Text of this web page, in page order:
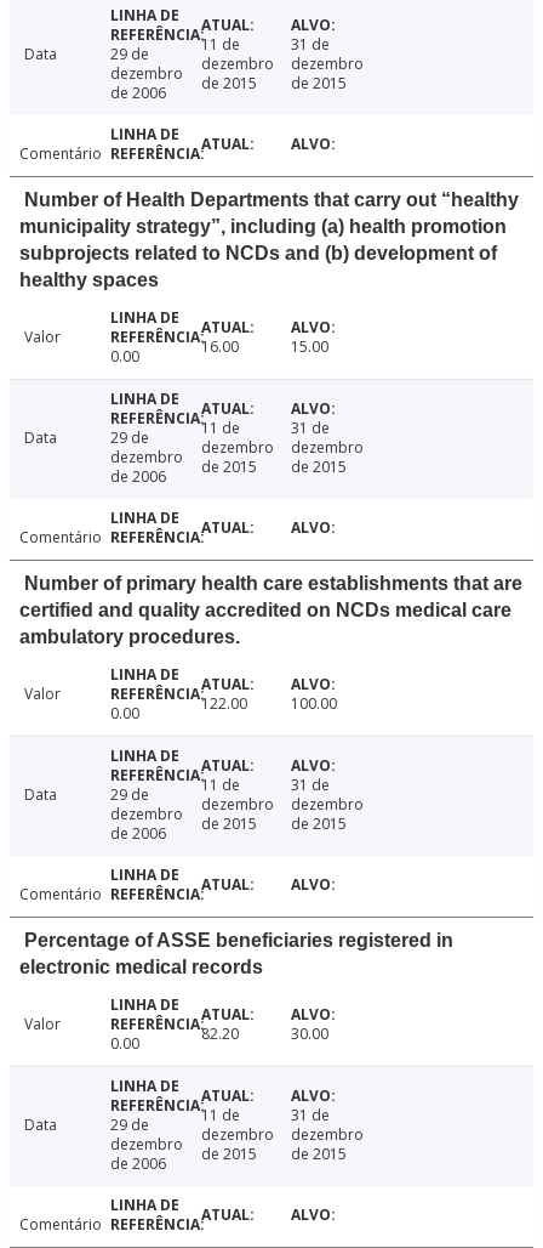
Data
29 de
dezembro
de 2006
11 de
dezembro
de 2015
31 de
dezembro
de 2015
Comentário
Number of Health Departments that carry out “healthy
municipality strategy”, including (a) health promotion
subprojects related to NCDs and (b) development of
healthy spaces
Valor
0.00
16.00 15.00
Data
29 de
dezembro
de 2006
11 de
dezembro
de 2015
31 de
dezembro
de 2015
Comentário
Number of primary health care establishments that are
certified and quality accredited on NCDs medical care
ambulatory procedures.
Valor
0.00
122.00 100.00
Data
29 de
dezembro
de 2006
11 de
dezembro
de 2015
31 de
dezembro
de 2015
Comentário
Percentage of ASSE beneficiaries registered in
electronic medical records
Valor
0.00
82.20 30.00
Data
29 de
dezembro
de 2006
11 de
dezembro
de 2015
31 de
dezembro
de 2015
Comentário